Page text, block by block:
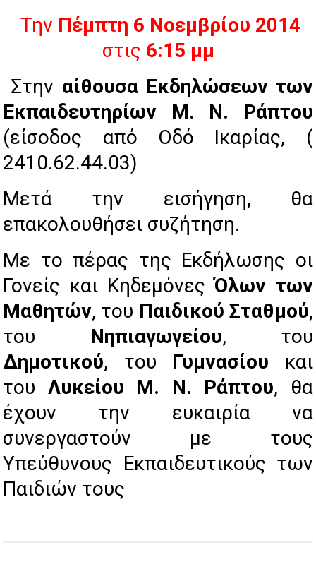
 Την Πέμπτη 6 Νοεμβρίου 2014
στις 6:15 μμ
Στην αίθουσα Εκδηλώσεων των
Εκπαιδευτηρίων Μ. Ν. Ράπτου
(είσοδος από Οδό Ικαρίας, (
2410.62.44.03)
Μετά την εισήγηση, θα
επακολουθήσει συζήτηση.
Με το πέρας της Εκδήλωσης οι
Γονείς και ΚηδεμόνεςΌλων των
Μαθητών, του Παιδικού Σταθμού,
του Νηπιαγωγείου, του
Δημοτικού, του Γυμνασίου και
του Λυκείου Μ. Ν. Ράπτου, θα
έχουν την ευκαιρία να
συνεργαστούν με τους
Υπεύθυνους Εκπαιδευτικούς των
Παιδιών τους